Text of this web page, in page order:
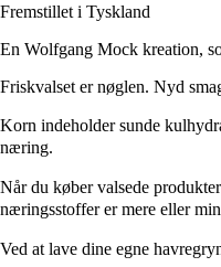
Fremstillet i Tyskland
En Wolfgang Mock kreation,
Friskvalset er nøglen. Nyd
Korn indeholder sunde
næring.
Når du køber valsede
næringsstoffer er mere eller
Ved at lave dine egne